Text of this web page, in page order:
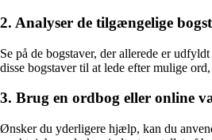
2. Analyser de tilgængelige
Se på de bogstaver, der allerede er
disse bogstaver til at lede efter mulige
3. Brug en ordbog eller online
Ønsker du yderligere hjælp, kan du